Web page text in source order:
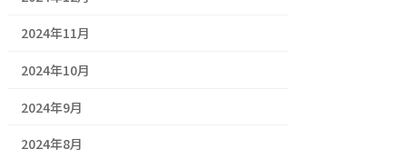
2024年11月
2024年10月
2024年9月
2024年8月